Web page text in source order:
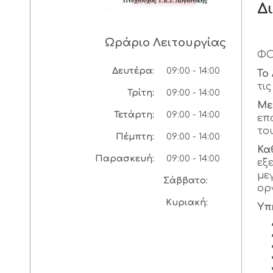
Ωράριο Λειτουργίας
Δευτέρα: 09:00 - 14:00
Τρίτη: 09:00 - 14:00
Τετάρτη: 09:00 - 14:00
Πέμπτη: 09:00 - 14:00
Παρασκευή: 09:00 - 14:00
Σάββατο:
Κυριακή:
Το
Με